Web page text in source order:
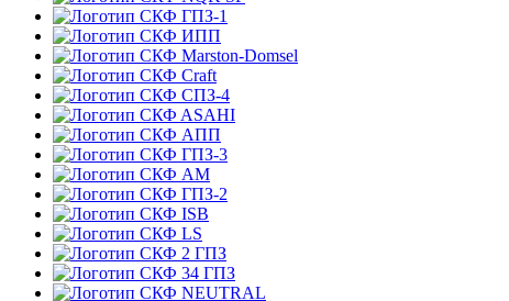
ГПЗ-1
ИПП
Marston-Domsel
Craft
СПЗ-4
ASAHI
АПП
ГПЗ-3
АМ
ГПЗ-2
ISB
LS
2 ГПЗ
34 ГПЗ
NEUTRAL